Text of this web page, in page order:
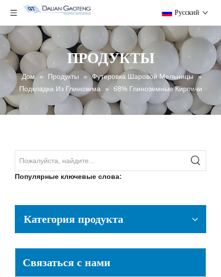
Pусский
ПРОДУКТЫ
Дом » Продукты » Футеровка Шаровой Мельницы »
Подкладка Из Глинозема
» 68% Глиноземные Кирпичи
Популярные ключевые слова:
Категория продукта
Связаться с нами